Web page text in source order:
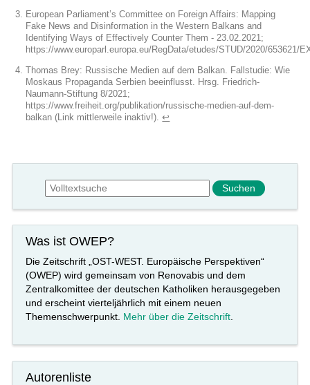
European Parliament’s Committee on Foreign Affairs: Mapping
Fake News and Disinformation in the Western Balkans and
Identifying Ways of Effectively Counter Them - 23.02.2021;
https://www.europarl.europa.eu/RegData/etudes/STUD/2020/653621/
Thomas Brey: Russische Medien auf dem Balkan. Fallstudie: Wie
Moskaus Propaganda Serbien beeinflusst. Hrsg. Friedrich-
Naumann-Stiftung 8/2021;
https://www.freiheit.org/publikation/russische-medien-auf-dem-
balkan (Link mittlerweile inaktiv!).↩︎
Suchformular
Suche
Was ist OWEP?
Die Zeitschrift „OST-WEST. Europäische Perspektiven“
(OWEP) wird gemeinsam von Renovabis und dem
Zentralkomittee der deutschen Katholiken herausgegeben
und erscheint vierteljährlich mit einem neuen
Themenschwerpunkt. Mehr über die Zeitschrift
Autorenliste